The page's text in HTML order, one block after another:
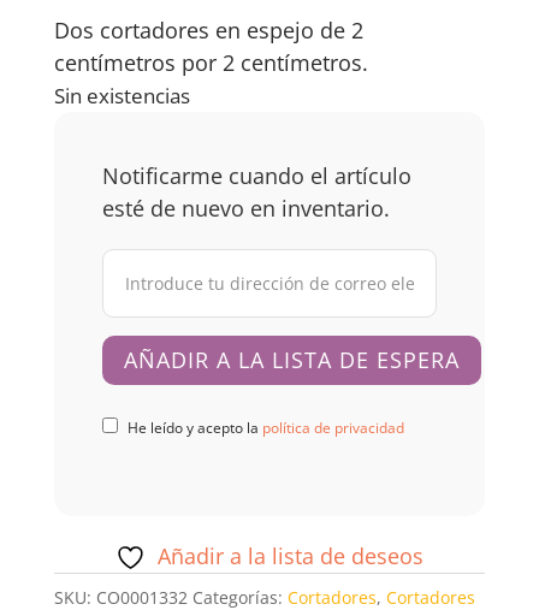
Dos cortadores en espejo de 2
centímetros por 2 centímetros.
Sin existencias
Notificarme cuando el artículo
esté de nuevo en inventario.
He leído y acepto la política de privacidad
Añadir a la lista de deseos
SKU: CO0001332 Categorías: Cortadores, Cortadores